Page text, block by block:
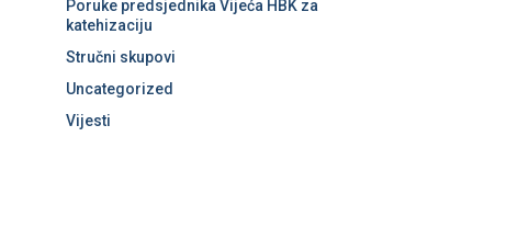
Poruke predsjednika Vijeća HBK za
katehizaciju
Stručni skupovi
Uncategorized
Vijesti